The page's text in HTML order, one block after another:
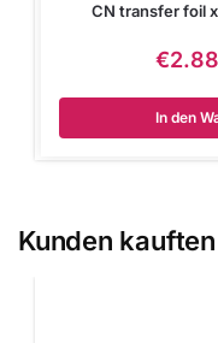
CN transfer foil
€2.88
In den
Kunden